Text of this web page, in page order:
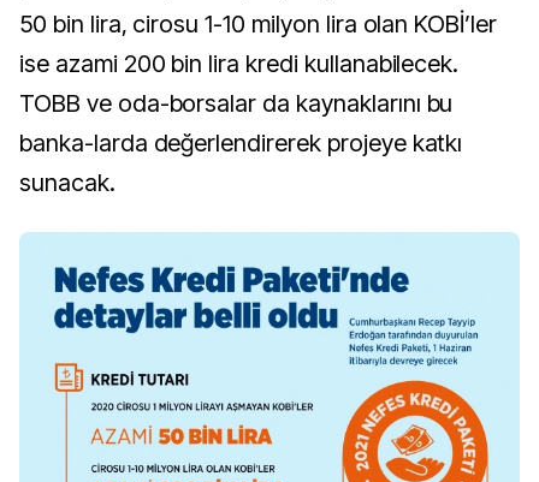
50 bin lira, cirosu 1-10 milyon lira olan KOBİ’ler
ise azami 200 bin lira kredi kullanabilecek.
TOBB ve oda-borsalar da kaynaklarını bu
banka-larda değerlendirerek projeye katkı
sunacak.